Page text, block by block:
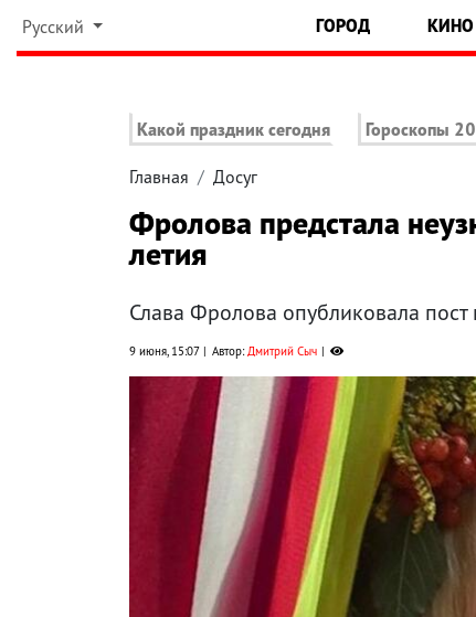
Русский ГОРОД КИНО
Какой праздник сегодня Гороскопы
Главная Досуг
Фролова предстала
летия
Слава Фролова опубликовала
9 июня, 15:07 Автор:Дмитрий Сыч